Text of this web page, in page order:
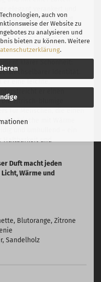
auch von
der Website zu
zu analysieren und
bieten zu können. Weitere
.
bleibende Aura sorgt.
Identität.
er eine leichte,
zitrisch-blumige
der Frische mit Wärme
Haltbarkeit und
Duft macht jeden
Wärme und
Blutorange, Zitrone
Sandelholz